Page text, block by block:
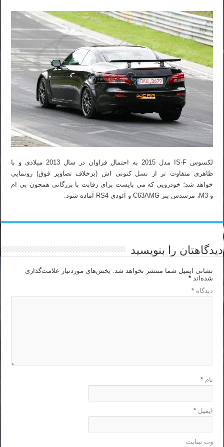
لکسوس IS-F مدل 2015 به احتمال فراوان در سال 2013 میلادی و با
ظاهری متفاوت تر از نسل کنونی اش (برخلاف تصاویر فوق) رونمایی
خواهد شد؛ خودرویی که می بایست برای رقابت با بزرگانی همچون بی ام
و M3، مرسدس بنز C63AMG و آئودی RS4 آماده شود.
دیدگاهتان را بنویسید
نشانی ایمیل شما منتشر نخواهد شد.
بخش‌های موردنیاز علامت‌گذاری
شده‌اند*
دیدگاه*
نام*
ایمیل*
وب‌ سایت